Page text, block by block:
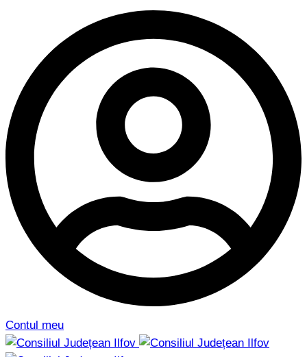
Contul meu